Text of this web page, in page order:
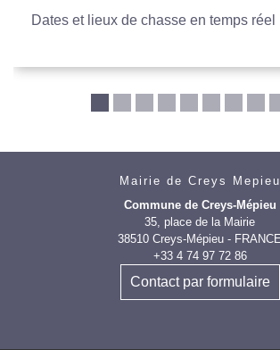
Dates et lieux de chasse en temps réel
Mairie de Creys Mepieu
Commune de Creys-Mépieu
35, place de la Mairie
38510 Creys-Mépieu - FRANCE
+33 4 74 97 72 86
Contact par formulaire